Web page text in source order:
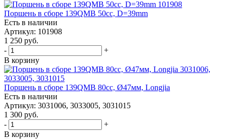
Поршень в сборе 139QMB 50cc, D=39mm
Есть в наличии
Артикул: 101908
1 250 руб.
-
+
В корзину
Поршень в сборе 139QMB 80сс, Ø47мм, Longjia
Есть в наличии
Артикул: 3031006, 3033005, 3031015
1 300 руб.
-
+
В корзину